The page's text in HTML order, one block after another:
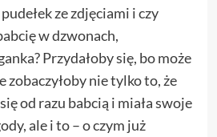
ze zdjęciami i czy
w dzwonach,
Przydałoby się, bo może
zobaczyłoby nie tylko to, że
od razu babcią i miała swoje
ale i to – o czym już